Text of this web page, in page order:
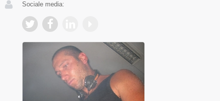
Sociale media: